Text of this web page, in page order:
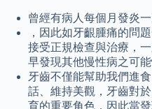
曾經有病人每個月發炎
，因此如牙齦腫痛的問
接受正規檢查與治療，
早發現其他慢性病之可能
牙齒不僅能幫助我們進
話、維持美觀，牙齒對
育的重要角色，因此當